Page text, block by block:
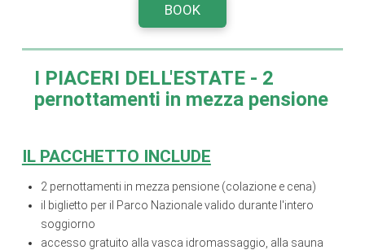
BOOK
I PIACERI DELL'ESTATE - 2
pernottamenti in mezza pensione
IL PACCHETTO INCLUDE
2 pernottamenti in mezza pensione (colazione e cena)
il biglietto per il Parco Nazionale valido durante l'intero
soggiorno
accesso gratuito alla vasca idromassaggio, alla sauna